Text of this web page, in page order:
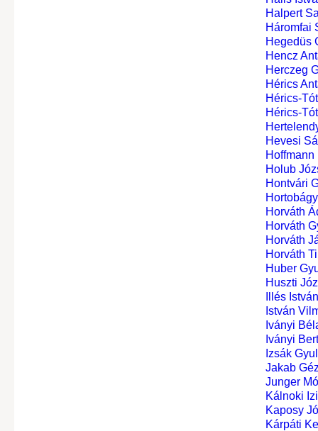
Halpert
Háromfai
Hegedüs
Hencz
Herczeg
Hérics
Hérics-
Hérics-
Hevesi
Hoffmann
Holub
Hontvári
Horváth
Horváth
Horváth
Horváth
Huber
Huszti
Illés
István
Iványi
Iványi
Izsák
Jakab
Junger
Kálnoki
Kaposy
Kárpáti